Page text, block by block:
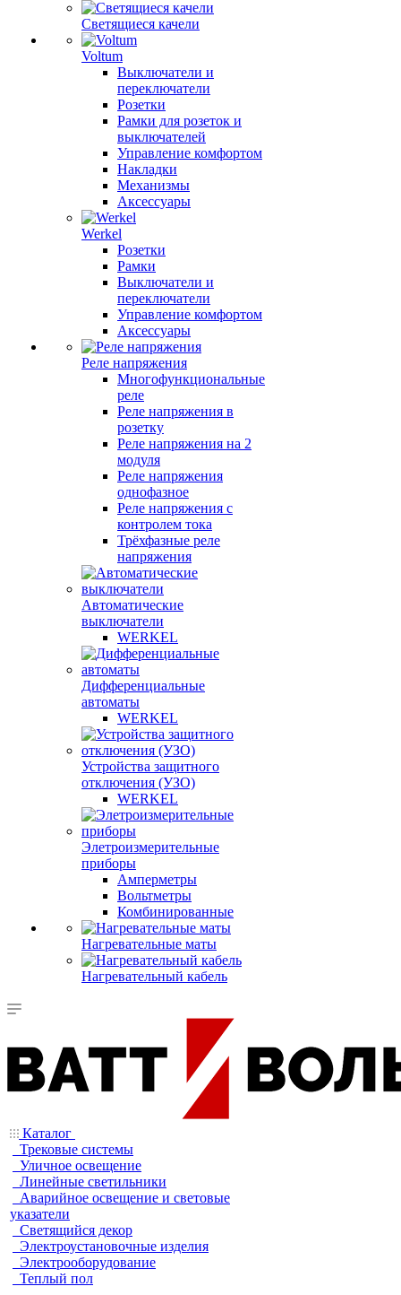
Светящиеся качели
Voltum
Выключатели и
переключатели
Розетки
Рамки для розеток и
выключателей
Управление комфортом
Накладки
Механизмы
Аксессуары
Werkel
Розетки
Рамки
Выключатели и
переключатели
Управление комфортом
Аксессуары
Реле напряжения
Многофункциональные
реле
Реле напряжения в
розетку
Реле напряжения на 2
модуля
Реле напряжения
однофазное
Реле напряжения с
контролем тока
Трёхфазные реле
напряжения
Автоматические
выключатели
WERKEL
Дифференциальные
автоматы
WERKEL
Устройства защитного
отключения (УЗО)
WERKEL
Элетроизмерительные
приборы
Амперметры
Вольтметры
Комбинированные
Нагревательные маты
Нагревательный кабель
Каталог
Трековые системы
Уличное освещение
Линейные светильники
Аварийное освещение и световые
указатели
Светящийся декор
Электроустановочные изделия
Электрооборудование
Теплый пол